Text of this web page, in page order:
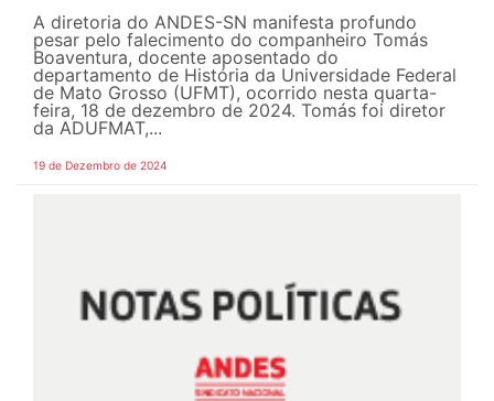
A diretoria do ANDES-SN manifesta profundo
pesar pelo falecimento do companheiro Tomás
Boaventura, docente aposentado do
departamento de História da Universidade Federal
de Mato Grosso (UFMT), ocorrido nesta quarta-
feira, 18 de dezembro de 2024. Tomás foi diretor
da ADUFMAT,...
19 de Dezembro de 2024